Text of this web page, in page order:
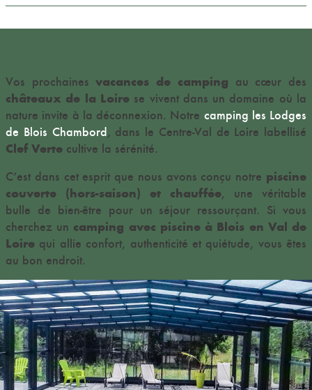
Vos prochainesvacances de camping au cœur des
châteaux de la Loirese vivent dans un domaine où la
nature invite à la déconnexion. Notre camping les Lodges
de Blois Chambord, dans le Centre-Val de Loire labellisé
Clef Verte cultive la sérénité.
C’est dans cet esprit que nous avons conçu notre piscine
couverte (hors-saison) et chauffée, une véritable
bulle de bien-être pour un séjour ressourçant. Si vous
cherchez un camping avec piscine à Blois en Val de
Loire qui allie confort, authenticité et quiétude, vous êtes
au bon endroit.